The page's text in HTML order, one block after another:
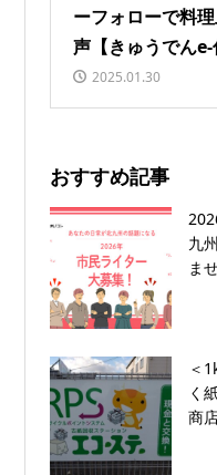
ーフォローで料
声【きゅうでん
2025.01.30
おすすめ記事
九
ま
＜
く
商